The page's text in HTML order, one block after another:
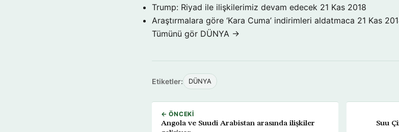
Trump: Riyad ile ilişkilerimiz devam edecek 21 Kas 2018
Araştırmalara göre ‘Kara Cuma’ indirimleri aldatmaca 21 Kas
Tümünü gör DÜNYA →
Etiketler: DÜNYA
← ÖNCEKI
Angola ve Suudi Arabistan arasında ilişkiler
Suu